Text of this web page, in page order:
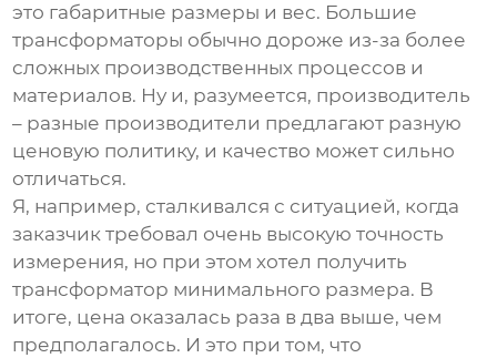
это габаритные размеры и вес. Большие
трансформаторы обычно дороже из-за более
сложных производственных процессов и
материалов. Ну и, разумеется, производитель
– разные производители предлагают разную
ценовую политику, и качество может сильно
отличаться.
Я, например, сталкивался с ситуацией, когда
заказчик требовал очень высокую точность
измерения, но при этом хотел получить
трансформатор минимального размера. В
итоге, цена оказалась раза в два выше, чем
предполагалось. И это при том, что